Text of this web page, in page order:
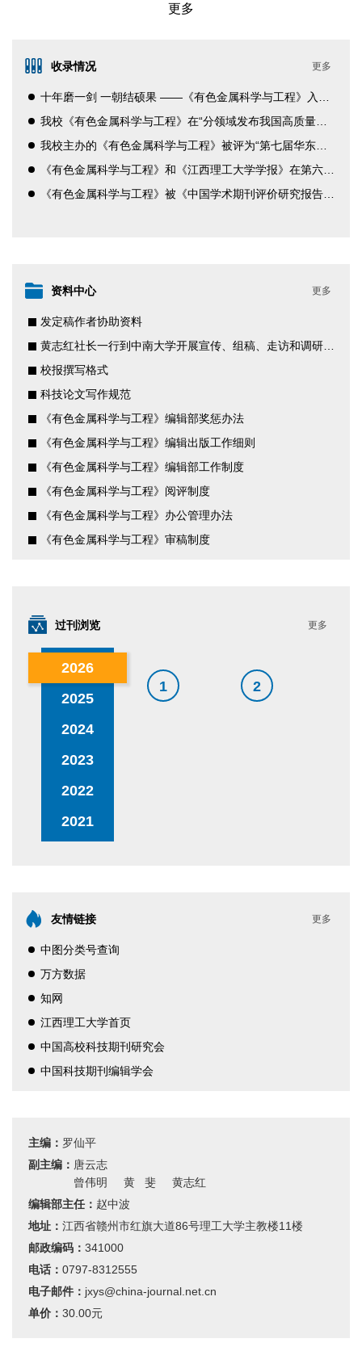
更多
收录情况 更多
资料中心 更多
发定稿作者协助资料
校报撰写格式
科技论文写作规范
《有色金属科学与工程》编辑部奖惩办法
《有色金属科学与工程》编辑出版工作细则
《有色金属科学与工程》编辑部工作制度
《有色金属科学与工程》阅评制度
《有色金属科学与工程》办公管理办法
《有色金属科学与工程》审稿制度
过刊浏览 更多
2026
2025
2024
2023
2022
2021
1 2
友情链接 更多
中图分类号查询
万方数据
知网
江西理工大学首页
中国高校科技期刊研究会
中国科技期刊编辑学会
主编： 罗仙平
副主编： 唐云志
曾伟明
黄 斐
黄志红
编辑部主任： 赵中波
地址： 江西省赣州市红旗大道86号理工大学主教楼11楼
邮政编码： 341000
电话： 0797-8312555
电子邮件： jxys@china-journal.net.cn
单价： 30.00元